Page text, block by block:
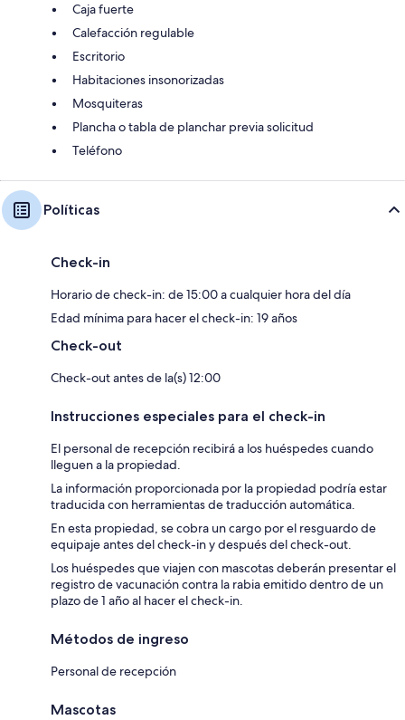
Caja fuerte
Calefacción regulable
Escritorio
Habitaciones insonorizadas
Mosquiteras
Plancha o tabla de planchar previa solicitud
Teléfono
Políticas
Check-in
Horario de check-in: de 15:00 a cualquier hora del día
Edad mínima para hacer el check-in: 19 años
Check-out
Check-out antes de la(s) 12:00
Instrucciones especiales para el check-in
El personal de recepción recibirá a los huéspedes cuando
lleguen a la propiedad.
La información proporcionada por la propiedad podría estar
traducida con herramientas de traducción automática.
En esta propiedad, se cobra un cargo por el resguardo de
equipaje antes del check-in y después del check-out.
Los huéspedes que viajen con mascotas deberán presentar el
registro de vacunación contra la rabia emitido dentro de un
plazo de 1 año al hacer el check-in.
Métodos de ingreso
Personal de recepción
Mascotas